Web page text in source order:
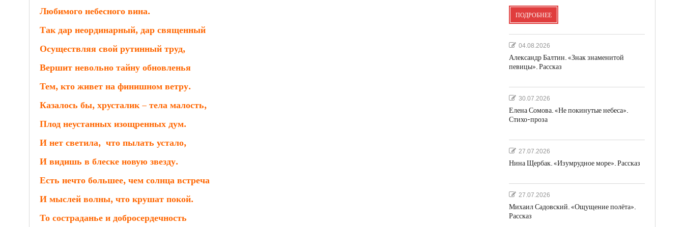
Любимого небесного вина.
Так дар неординарный, дар священный
Осуществляя свой рутинный труд,
Вершит невольно тайну обновленья
Тем, кто живет на финишном ветру.
Казалось бы, хрусталик – тела малость,
Плод неустанных изощренных дум.
И нет светила, что пылать устало,
И видишь в блеске новую звезду.
Есть нечто большее, чем солнца встреча
И мыслей волны, что крушат покой.
То состраданье и добросердечность
ПОДРОБНЕЕ
04.08.2026
Александр Балтин. «Знак знаменитой
певицы». Рассказ
30.07.2026
Елена Сомова. «Не покинутые небеса».
Стихо-проза
27.07.2026
Нина Щербак. «Изумрудное море». Рассказ
27.07.2026
Михаил Садовский. «Ощущение полёта».
Рассказ